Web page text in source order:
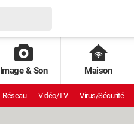
Image & Son Maison
Réseau Vidéo/TV Virus/Sécurité